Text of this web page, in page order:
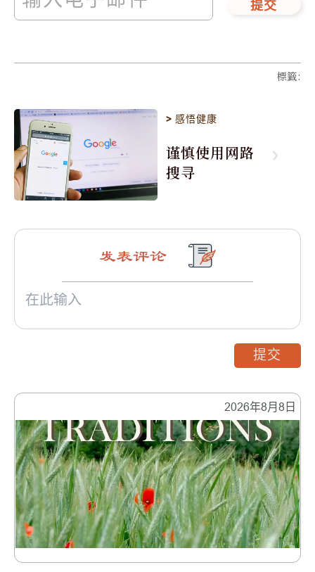
提交
標籤:
>感悟健康
谨慎使用网路
搜寻
2026年8月8日
发表评论
提交